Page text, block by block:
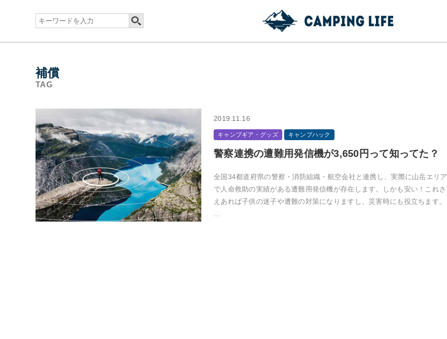
補償
TAG
2019.11.16
キャンプギア・グッズ キャンプハック
警察連携の遭難用発信機が3,650円って知ってた？
全国34都道府県の警察・消防組織・航空会社と連携し、実際に山岳エリア
で人命救助の実績がある遭難用発信機が存在します。しかも安い！これさ
えあれば子供の迷子や遭難の対策になりますし、災害時にも役立ちます。
…